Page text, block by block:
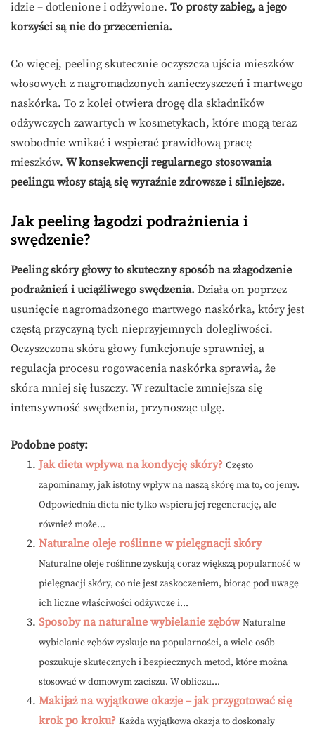
idzie – dotlenione i odżywione. To prosty zabieg, a jego
korzyści są nie do przecenienia.
Co więcej, peeling skutecznie oczyszcza ujścia mieszków
włosowych z nagromadzonych zanieczyszczeń i martwego
naskórka. To z kolei otwiera drogę dla składników
odżywczych zawartych w kosmetykach, które mogą teraz
swobodnie wnikać i wspierać prawidłową pracę
mieszków. W konsekwencji regularnego stosowania
peelingu włosy stają się wyraźnie zdrowsze i silniejsze.
Jak peeling łagodzi podrażnienia i
swędzenie?
Peeling skóry głowy to skuteczny sposób na złagodzenie
podrażnień i uciążliwego swędzenia. Działa on poprzez
usunięcie nagromadzonego martwego naskórka, który jest
częstą przyczyną tych nieprzyjemnych dolegliwości.
Oczyszczona skóra głowy funkcjonuje sprawniej, a
regulacja procesu rogowacenia naskórka sprawia, że
skóra mniej się łuszczy. W rezultacie zmniejsza się
intensywność swędzenia, przynosząc ulgę.
Podobne posty:
Jak dieta wpływa na kondycję skóry? Często
zapominamy, jak istotny wpływ na naszą skórę ma to, co jemy.
Odpowiednia dieta nie tylko wspiera jej regenerację, ale
również może...
Naturalne oleje roślinne w pielęgnacji skóry
Naturalne oleje roślinne zyskują coraz większą popularność w
pielęgnacji skóry, co nie jest zaskoczeniem, biorąc pod uwagę
ich liczne właściwości odżywcze i...
Sposoby na naturalne wybielanie zębów Naturalne
wybielanie zębów zyskuje na popularności, a wiele osób
poszukuje skutecznych i bezpiecznych metod, które można
stosować w domowym zaciszu. W obliczu...
Makijaż na wyjątkowe okazje – jak przygotować się
krok po kroku? Każda wyjątkowa okazja to doskonały